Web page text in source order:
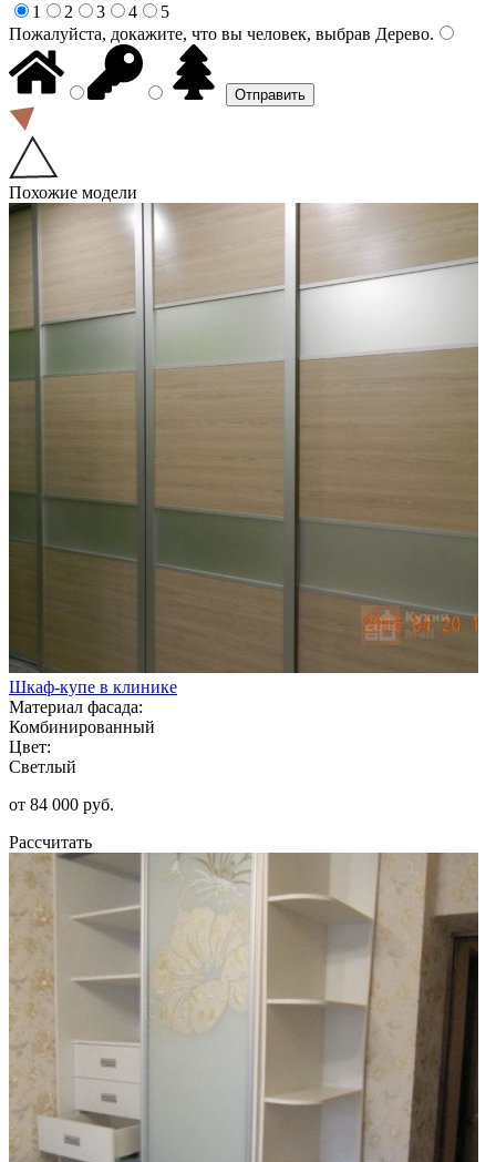
1
2 3 4
5
Пожалуйста, докажите, что вы человек, выбрав Дерево.
Похожие модели
Шкаф-купе в клинике
Материал фасада:
Комбинированный
Цвет:
Светлый
от 84 000 руб.
Рассчитать